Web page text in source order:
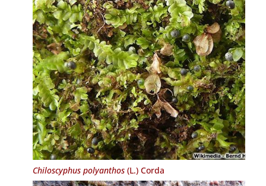
Chiloscyphus polyanthos(L.) Corda